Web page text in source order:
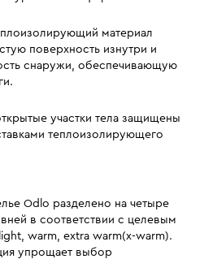
материал
поверхность изнутри и
снаружи, обеспечивающую
участки тела защищены
теплоизолирующего
Odlo разделено на четыре
в соответствии с целевым
warm, extra warm(x-warm).
упрощает выбор